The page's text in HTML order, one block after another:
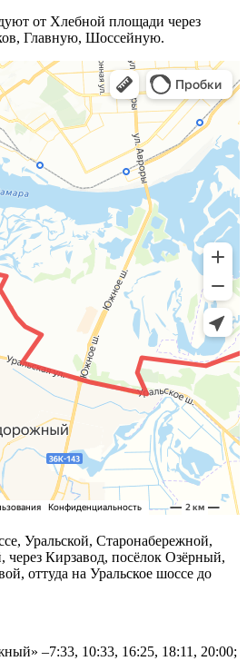
от Хлебной площади через
Главную, Шоссейную.
Уральской, Старонабережной,
через Кирзавод, посёлок Озёрный,
оттуда на Уральское шоссе до
–7:33, 10:33, 16:25, 18:11, 20:00;